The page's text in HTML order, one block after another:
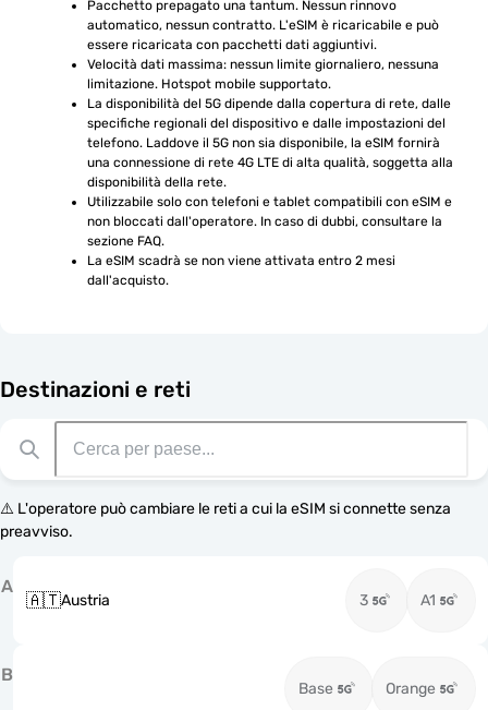
Pacchetto prepagato una tantum. Nessun rinnovo
automatico, nessun contratto. L'eSIM è ricaricabile e può
essere ricaricata con pacchetti dati aggiuntivi.
Velocità dati massima: nessun limite giornaliero, nessuna
limitazione. Hotspot mobile supportato.
La disponibilità del 5G dipende dalla copertura di rete, dalle
specifiche regionali del dispositivo e dalle impostazioni del
telefono. Laddove il 5G non sia disponibile, la eSIM fornirà
una connessione di rete 4G LTE di alta qualità, soggetta alla
disponibilità della rete.
Utilizzabile solo con telefoni e tablet compatibili con eSIM e
non bloccati dall'operatore. In caso di dubbi, consultare la
sezione FAQ.
La eSIM scadrà se non viene attivata entro 2 mesi
dall'acquisto.
Destinazioni e reti
⚠️ L'operatore può cambiare le reti a cui la eSIM si connette senza
preavviso.
A
🇦🇹Austria 3 A1
B
Base Orange